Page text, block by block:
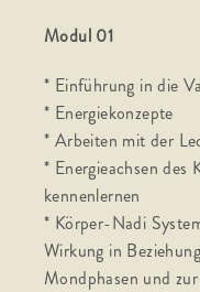
Modul 01
* Einführung in die
* Energiekonzepte
* Arbeiten mit der
* Energieachsen des
kennenlernen
* Körper-Nadi
Wirkung in
Mondphasen und